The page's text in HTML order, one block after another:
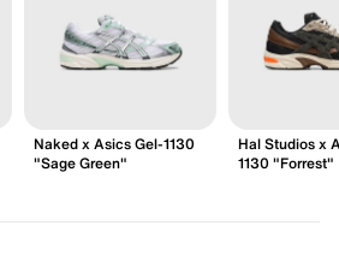
Naked x Asics Gel-1130
"Sage Green"
Hal Studios x
1130 "Forrest"